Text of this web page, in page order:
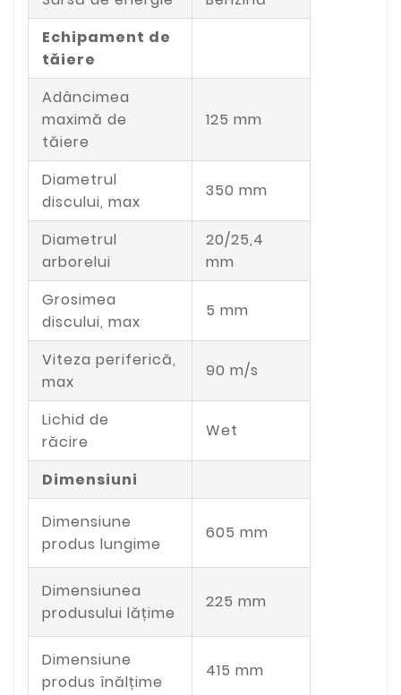
Echipament de
tăiere
Adâncimea
maximă de
tăiere
125 mm
Diametrul
discului, max
350 mm
Diametrul
arborelui
20/25,4
mm
Grosimea
discului, max
5 mm
Viteza periferică,
max
90 m/s
Lichid de
răcire
Wet
Dimensiuni
Dimensiune
produs lungime
605 mm
Dimensiunea
produsului lățime
225 mm
Dimensiune
produs înălțime
415 mm